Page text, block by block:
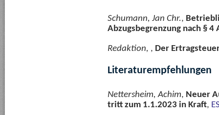
Schumann, Jan Chr.,
Abzugsbegrenzung nach § 4
Redaktion, , Der
Literaturempfehlungen
Nettersheim, Achim, Neuer
tritt zum 1.1.2023 in Kraft,